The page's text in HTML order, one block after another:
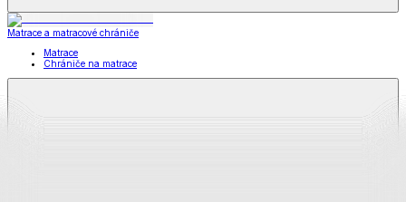
Matrace a matracové chrániče
Matrace
Chrániče na matrace